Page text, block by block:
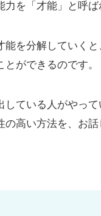
を「才能」と呼ば
を分解していくと
ができるのです。
ている人がやって
の高い方法を、お